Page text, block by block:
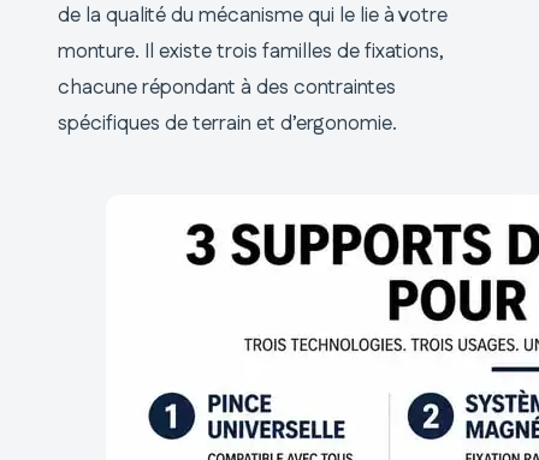
de la qualité du mécanisme qui le lie à votre
monture. Il existe trois familles de fixations,
chacune répondant à des contraintes
spécifiques de terrain et d’ergonomie.